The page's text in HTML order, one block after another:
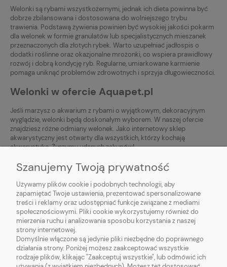
Welonki są rybami wszystkożernymi, jednak ich dieta powinna być
dobrze zbilansowana i dostosowana do wolniejszego trybu
trawienia. Podstawą żywienia powinien być wysokiej jakości pokarm
dla welonek w formie granulatów lub specjalistycznych mieszanek
przeznaczonych dla złotych rybek. Warto uzupełniać jadłospis o
dodatki roślinne oraz okazjonalne mrożonki, co wspiera prawidłowy
rozwój i dobrą kondycję ryb. Regularne, umiarkowane karmienie
pomaga uniknąć problemów zdrowotnych i sprzyja długowieczności.
Welonki w ofercie Aquapet.pl
Jeśli marzysz o akwarium z rybami o wyjątkowym, dekoracyjnym
wyglądzie, welonki będą doskonałym wyborem. W naszej ofercie
znajdziesz różne odmiany welonek. Jako internetowy sklep
akwarystyczny jest otwarty dla wszystkich, którzy kochają
akwarystykę. Życzymy udanych zakupów!
O NAS
OBSŁUGA KLIENTA
Szanujemy Twoją prywatność
Używamy plików cookie i podobnych technologii, aby
zapamiętać Twoje ustawienia, prezentować spersonalizowane
treści i reklamy oraz udostępniać funkcje związane z mediami
społecznościowymi. Pliki cookie wykorzystujemy również do
mierzenia ruchu i analizowania sposobu korzystania z naszej
strony internetowej.
Domyślnie włączone są jedynie pliki niezbędne do poprawnego
działania strony. Poniżej możesz zaakceptować wszystkie
rodzaje plików, klikając "Zaakceptuj wszystkie", lub odmówić ich